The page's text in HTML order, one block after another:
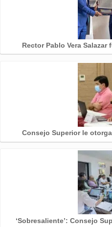
Rector Pablo Vera
Consejo Superior le
‘Sobresaliente’: Consejo